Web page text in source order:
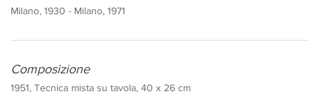
Milano, 1930 - Milano, 1971
Composizione
1951, Tecnica mista su tavola, 40 x 26 cm